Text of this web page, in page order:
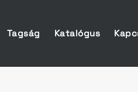
toggle
child
Tagság Katalógus